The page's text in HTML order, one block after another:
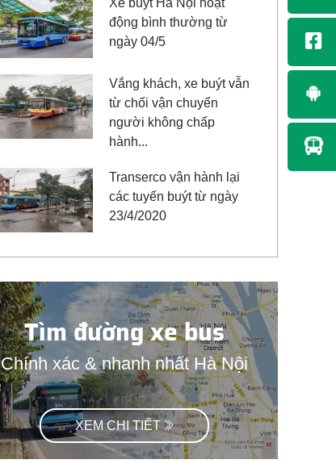
Xe buýt Hà Nội hoạt
động bình thường từ
ngày 04/5
Vắng khách, xe buýt vẫn
từ chối vận chuyển
người không chấp
hành...
Transerco vận hành lại
các tuyến buýt từ ngày
23/4/2020
Tìm đường xe bus
Chính xác & nhanh nhất Hà Nội
XEM CHI TIẾT